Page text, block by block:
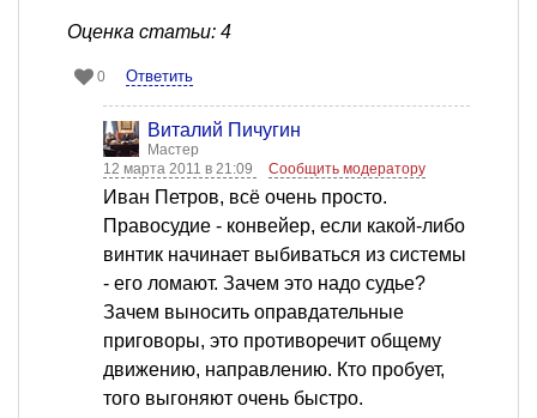
Оценка статьи: 4
0 Ответить
Виталий Пичугин
Мастер
12 марта 2011 в 21:09
Сообщить модератору
Иван Петров, всё очень просто.
Правосудие - конвейер, если какой-либо
винтик начинает выбиваться из системы
- его ломают. Зачем это надо судье?
Зачем выносить оправдательные
приговоры, это противоречит общему
движению, направлению. Кто пробует,
того выгоняют очень быстро.